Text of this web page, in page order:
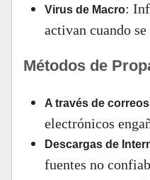
Virus de Macro:
activan cuando
Métodos de
A través de
electrónicos
Descargas de
fuentes no